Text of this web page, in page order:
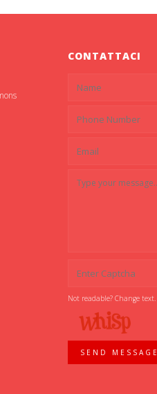
CONTATTACI
Not readable? Change text.
SEND MESSAGE